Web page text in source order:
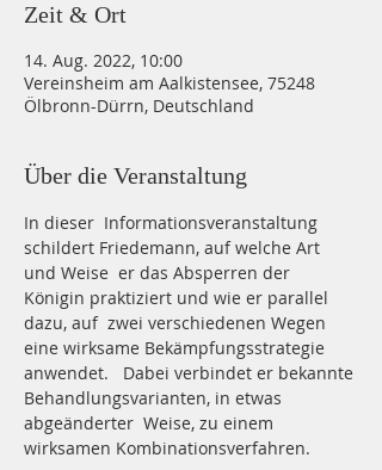
Zeit & Ort
14. Aug. 2022, 10:00
Vereinsheim am Aalkistensee, 75248
Ölbronn-Dürrn, Deutschland
Über die Veranstaltung
In dieser  Informationsveranstaltung
schildert Friedemann, auf welche Art
und Weise  er das Absperren der
Königin praktiziert und wie er parallel
dazu, auf  zwei verschiedenen Wegen
eine wirksame Bekämpfungsstrategie
anwendet.   Dabei verbindet er bekannte
Behandlungsvarianten, in etwas
abgeänderter  Weise, zu einem
wirksamen Kombinationsverfahren.